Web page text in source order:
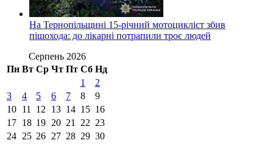
На Тернопільщині 15-річний мотоцикліст збив
пішохода: до лікарні потрапили троє людей
Серпень 2026
Пн Вт Ср Чт Пт Сб Нд
1
2
3
4 5 6 7 8
9
10 11 12 13 14 15 16
17 18 19 20 21 22 23
24 25 26 27 28 29 30